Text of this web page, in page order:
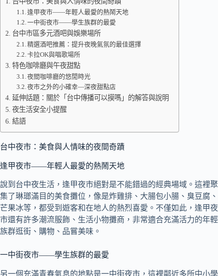
逢甲夜市——年輕人最愛的熱鬧天地
一中街夜市——學生族群的最愛
台中市區多元酒吧與娛樂場所
精選酒吧推薦：提升夜晚氣氛的最佳選擇
卡拉OK與唱歌場所
特色咖啡廳與午夜甜點
夜間咖啡廳的悠閒時光
夜市之外的小確幸—深夜甜點店
延伸話題：關於「台中傳播可以摸嗎」的解答與說明
夜生活安全小提醒
結語
台中夜市：美食與人情味的夜間奇蹟
逢甲夜市——年輕人最愛的熱鬧天地
說到台中夜生活，逢甲夜市絕對是不能錯過的經典場域。這裡聚
集了琳瑯滿目的美食攤位，像是炸雞排、大腸包小腸、臭豆腐、
芒果冰等，都受到遊客和在地人的熱烈喜愛。不僅如此，逢甲夜
市還有許多潮流服飾、生活小物攤商，非常適合充滿活力的年輕
族群逛街、購物、品嘗美味。
一中街夜市——學生族群的最愛
另一個充滿青春氣息的地點是一中街夜市，這裡鄰近多所中小學